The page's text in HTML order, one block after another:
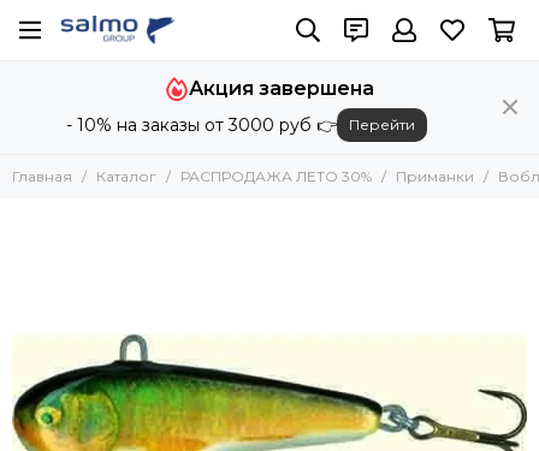
- 10% на заказы от 3000 руб 👉
Акция завершена
Перейти
Главная Каталог РАСПРОДАЖА ЛЕТО 30% Приманки